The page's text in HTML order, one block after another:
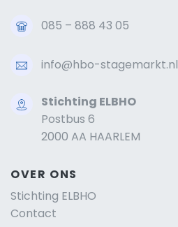
085 – 888 43 05
info@hbo-stagemarkt.nl
Stichting ELBHO
Postbus 6
2000 AA HAARLEM
OVER ONS
Stichting ELBHO
Contact